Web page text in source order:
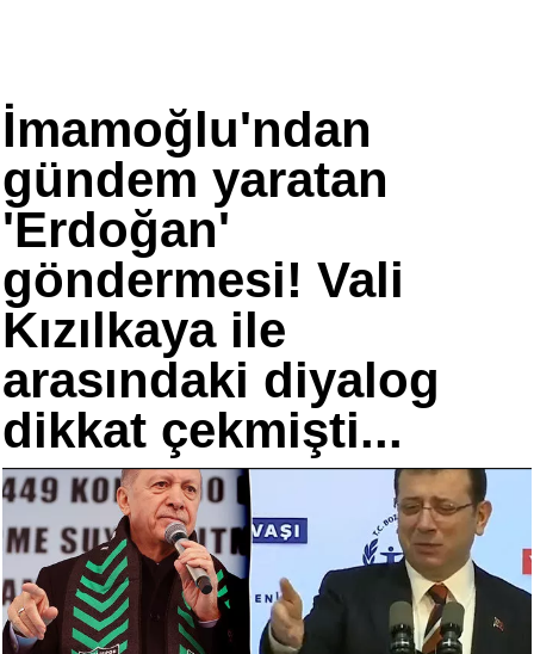
İmamoğlu'ndan
gündem yaratan
'Erdoğan'
göndermesi! Vali
Kızılkaya ile
arasındaki diyalog
dikkat çekmişti...